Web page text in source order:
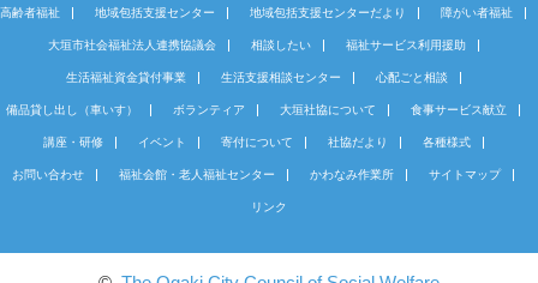
高齢者福祉 地域包括支援センター 地域包括支援センターだより 障がい者福祉
大垣市社会福祉法人連携協議会 相談したい 福祉サービス利用援助
生活福祉資金貸付事業 生活支援相談センター 心配ごと相談
備品貸し出し（車いす） ボランティア 大垣社協について 食事サービス献立
講座・研修 イベント 寄付について 社協だより 各種様式
お問い合わせ 福祉会館・老人福祉センター かわなみ作業所 サイトマップ
リンク